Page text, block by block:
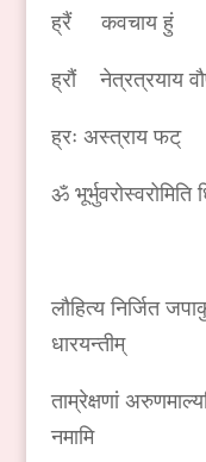
ह्रैं कवचाय हुं
ह्रौं नेत्रत्रयाय
ह्रः अस्त्राय फट्
ॐ भूर्भुवरोस्वरोमिति
लौहित्य निर्जित
धारयन्तीम्
ताम्रेक्षणां
नमामि